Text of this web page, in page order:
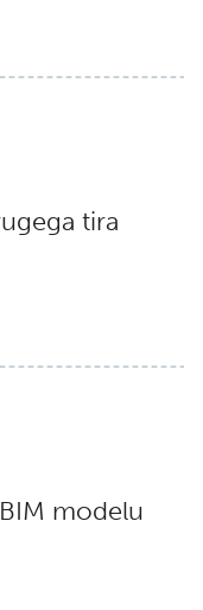
tira
modelu